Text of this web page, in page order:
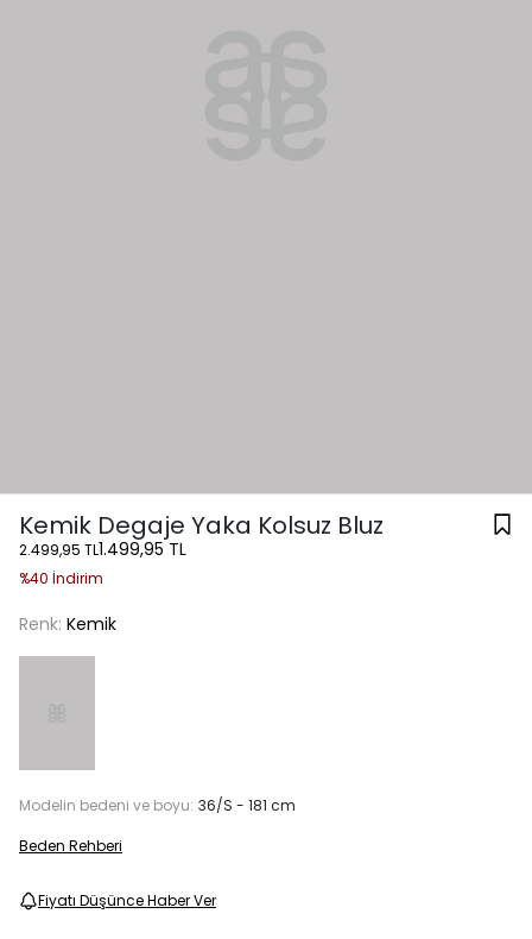
Kemik Degaje Yaka Kolsuz Bluz
2.499,95 TL1.499,95 TL
%40 İndirim
Renk: Kemik
Modelin bedeni ve boyu: 36/S - 181 cm
Beden Rehberi
Fiyatı Düşünce Haber Ver